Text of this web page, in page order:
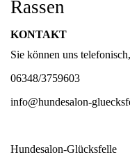
Rassen
KONTAKT
Sie können uns
06348/3759603
info@hundesalon-
Hundesalon-Glücksfelle